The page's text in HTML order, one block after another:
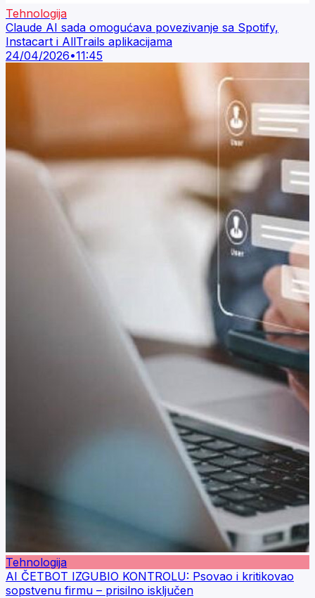
Tehnologija
Claude AI sada omogućava povezivanje sa Spotify,
Instacart i AllTrails aplikacijama
24/04/2026•11:45
Tehnologija
AI ČETBOT IZGUBIO KONTROLU: Psovao i kritikovao
sopstvenu firmu – prisilno isključen